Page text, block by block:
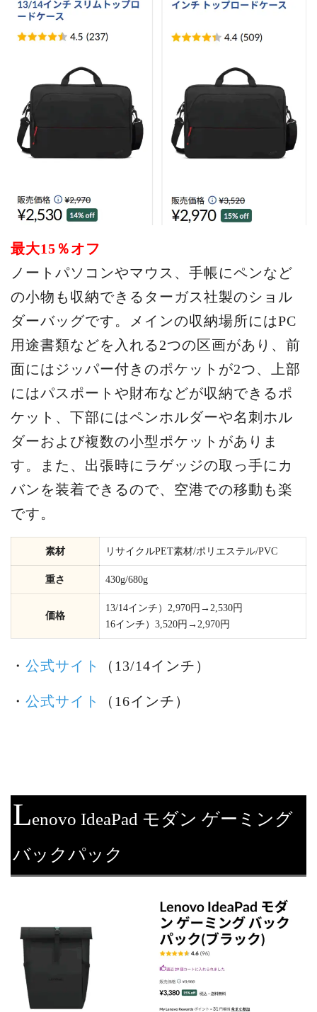
最大15％オフ
ノートパソコンやマウス、手帳にペンなど
の小物も収納できるターガス社製のショル
ダーバッグです。メインの収納場所にはPC
用途書類などを入れる2つの区画があり、前
面にはジッパー付きのポケットが2つ、上部
にはパスポートや財布などが収納できるポ
ケット、下部にはペンホルダーや名刺ホル
ダーおよび複数の小型ポケットがありま
す。また、出張時にラゲッジの取っ手にカ
バンを装着できるので、空港での移動も楽
です。
素材 リサイクルPET素材/ポリエステル/PVC
重さ 430g/680g
価格
13/14インチ）2,970円→2,530円
16インチ）3,520円→2,970円
・ 公式サイト （13/14インチ）
・ 公式サイト （16インチ）
Lenovo IdeaPad モダン ゲーミング
バックパック